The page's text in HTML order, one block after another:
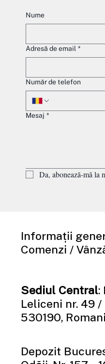
Nume
Adresă de email *
Număr de telefon
Mesaj *
Da, abonează-mă la
Informații
Comenzi /
Sediul Central:
Leliceni nr. 49
530190,
Depozit